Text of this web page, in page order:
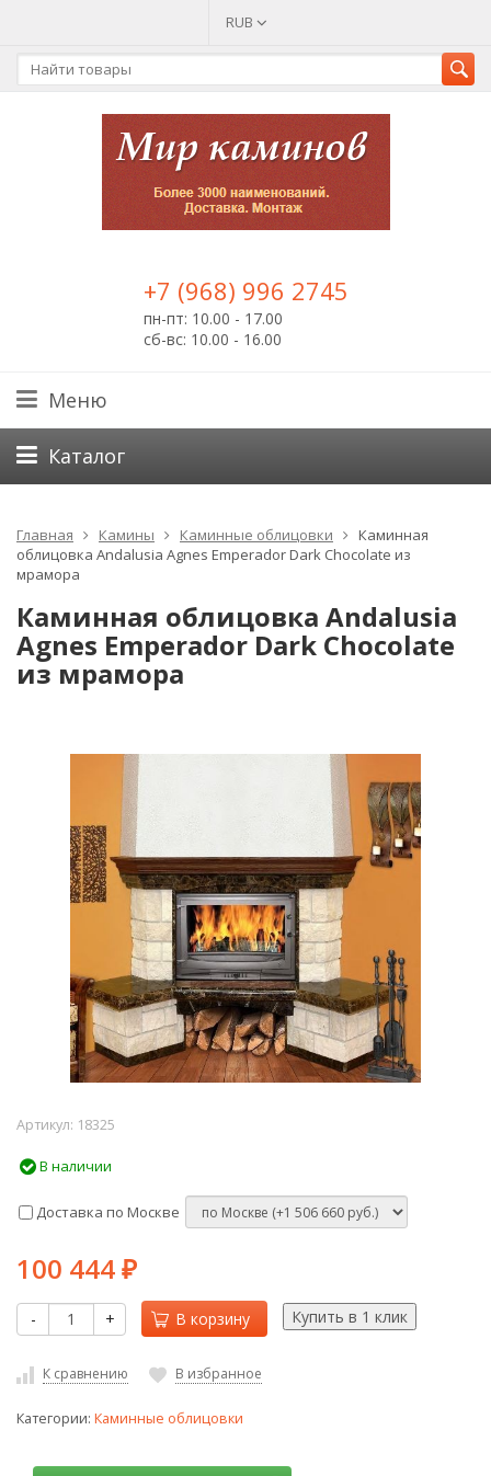
RUB
+7 (968) 996 2745
пн-пт: 10.00 - 17.00
сб-вс: 10.00 - 16.00
Меню
Каталог
Главная Камины Каминные облицовки
Каминная
облицовка Andalusia Agnes Emperador Dark Chocolate из
мрамора
Каминная облицовка Andalusia
Agnes Emperador Dark Chocolate
из мрамора
Артикул: 18325
В наличии
Доставка по Москве
100 444 ₽
- + В корзину
К сравнению В избранное
Категории: Каминные облицовки